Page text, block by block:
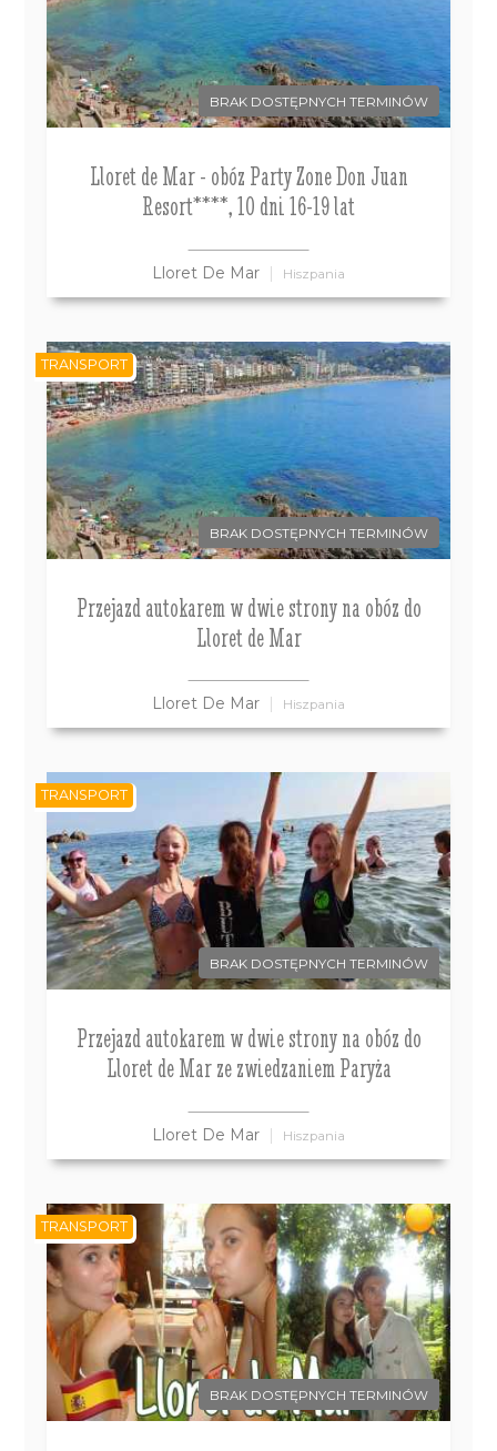
BRAK DOSTĘPNYCH TERMINÓW
Lloret de Mar - obóz Party Zone Don Juan
Resort****, 10 dni 16-19 lat
Lloret De Mar Hiszpania
BRAK DOSTĘPNYCH TERMINÓW
Przejazd autokarem w dwie strony na obóz do
Lloret de Mar
Lloret De Mar Hiszpania
TRANSPORT
BRAK DOSTĘPNYCH TERMINÓW
Przejazd autokarem w dwie strony na obóz do
Lloret de Mar ze zwiedzaniem Paryża
Lloret De Mar Hiszpania
TRANSPORT
BRAK DOSTĘPNYCH TERMINÓW
TRANSPORT